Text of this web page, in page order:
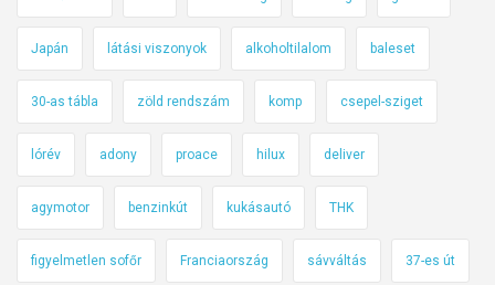
Japán látási viszonyok alkoholtilalom baleset
30-as tábla zöld rendszám komp csepel-sziget
lórév adony proace hilux deliver
agymotor benzinkút kukásautó THK
figyelmetlen sofőr Franciaország sávváltás 37-es út